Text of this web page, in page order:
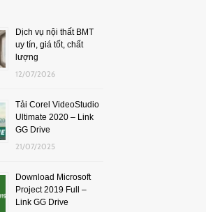
Dịch vụ nội thất BMT
uy tín, giá tốt, chất
lượng
12/07/2026
Tải Corel VideoStudio
Ultimate 2020 – Link
GG Drive
21/07/2025
Download Microsoft
Project 2019 Full –
Link GG Drive